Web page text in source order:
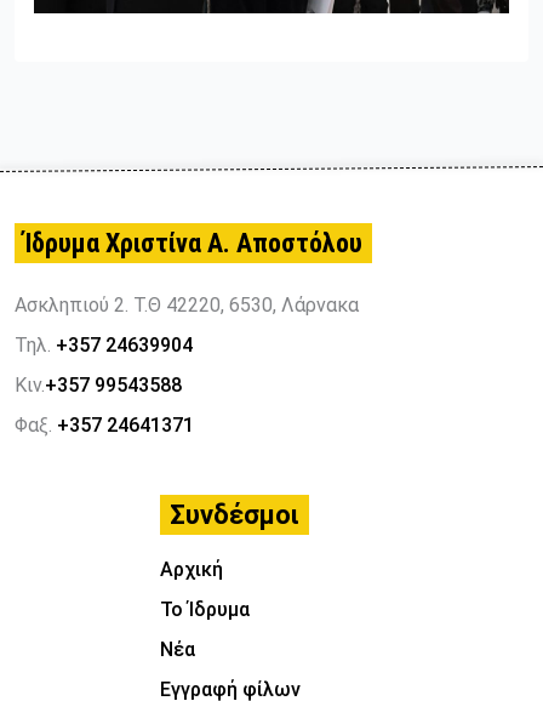
Ίδρυμα Χριστίνα Α. Αποστόλου
Ασκληπιού 2. Τ.Θ 42220, 6530, Λάρνακα
Τηλ. +357 24639904
Κιν.+357 99543588
Φαξ. +357 24641371
Συνδέσμοι
Αρχική
Το Ίδρυμα
Νέα
Εγγραφή φίλων